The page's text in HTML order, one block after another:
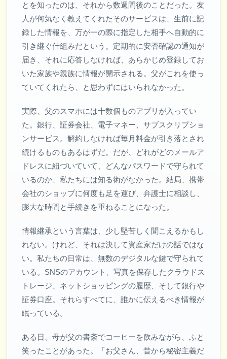
とを知ったのは、それから数週間後のことだった。友
人が何気なく教えてくれたそのサービスは、生前に記
録した情報を、万が一の際に指定した相手へ自動的に
引き継ぐ仕組みだという。定期的に安否確認の通知が
届き、それに応答しなければ、あらかじめ登録してお
いた家族や親族に情報が開示される。父がこれを使っ
ていてくれたら、と思わずにはいられなかった。
実際、父のスマホには十数個ものアプリが入ってい
た。銀行、証券会社、電子マネー、サブスクリプショ
ンサービス。解約しなければ毎月料金が引き落とされ
続けるものもあるはずだ。だが、どれがどのメールア
ドレスに紐づいていて、どんなパスワードで守られて
いるのか、私たちには知る術がなかった。結局、携帯
会社のショップに何度も足を運び、弁護士に相談し、
膨大な時間と手続きを重ねることになった。
情報継承という言葉は、少し堅苦しく聞こえるかもし
れない。けれど、それは決して資産家だけの話ではな
い。私たちの日常は、無数のデジタルな鍵で守られて
いる。SNSのアカウント、写真を保存したクラウドス
トレージ、ネットショッピングの履歴、そして銀行や
証券口座。それらすべてに、誰かに伝えるべき情報が
眠っている。
ある日、母が父の書斎でコーヒーを飲みながら、ふと
笑ったことがあった。「お父さん、昔から秘密主義だ